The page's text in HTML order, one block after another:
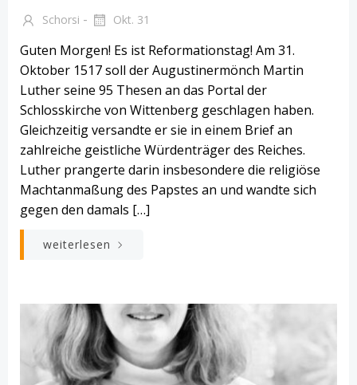
Schorsi - Okt. 31
Guten Morgen! Es ist Reformationstag! Am 31.
Oktober 1517 soll der Augustinermönch Martin
Luther seine 95 Thesen an das Portal der
Schlosskirche von Wittenberg geschlagen haben.
Gleichzeitig versandte er sie in einem Brief an
zahlreiche geistliche Würdenträger des Reiches.
Luther prangerte darin insbesondere die religiöse
Machtanmaßung des Papstes an und wandte sich
gegen den damals […]
weiterlesen